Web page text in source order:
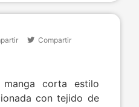
Compartir
manga corta estilo
con tejido de